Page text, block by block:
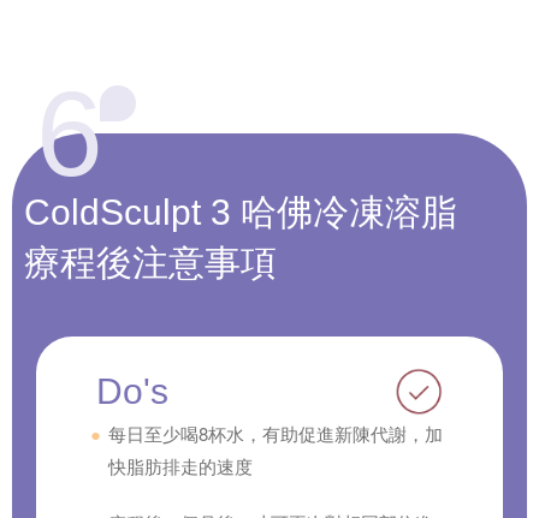
6
ColdSculpt 3 哈佛冷凍溶脂
療程後注意事項
Do's
每日至少喝8杯水，有助促進新陳代謝，加
快脂肪排走的速度